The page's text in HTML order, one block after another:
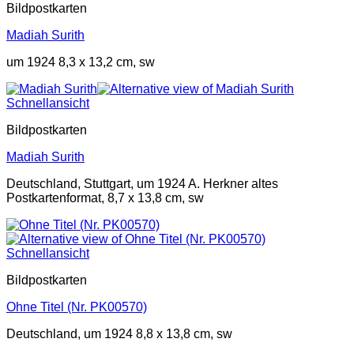
Bildpostkarten
Madiah Surith
um 1924 8,3 x 13,2 cm, sw
Schnellansicht
Bildpostkarten
Madiah Surith
Deutschland, Stuttgart, um 1924 A. Herkner altes
Postkartenformat, 8,7 x 13,8 cm, sw
Schnellansicht
Bildpostkarten
Ohne Titel (Nr. PK00570)
Deutschland, um 1924 8,8 x 13,8 cm, sw